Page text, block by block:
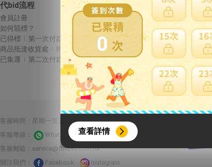
0
查看詳情
代bid流程
會員註冊
如何競標？
已得標
第一次付款
商品抵達收貨處
待集運
已集運
第二次付款
Letao保障
商品未到貨全額理賠
賣家寄錯全額處理
運送損壞全額理賠
全透明資訊及費用
客服時間：星期一至五 10:00-22:00 星期六至日13:00-22:00
客服專線：
Whatsapp 線上客服
客服郵箱： service@funbid.com.hk
關注我們：
Facebook Instagram